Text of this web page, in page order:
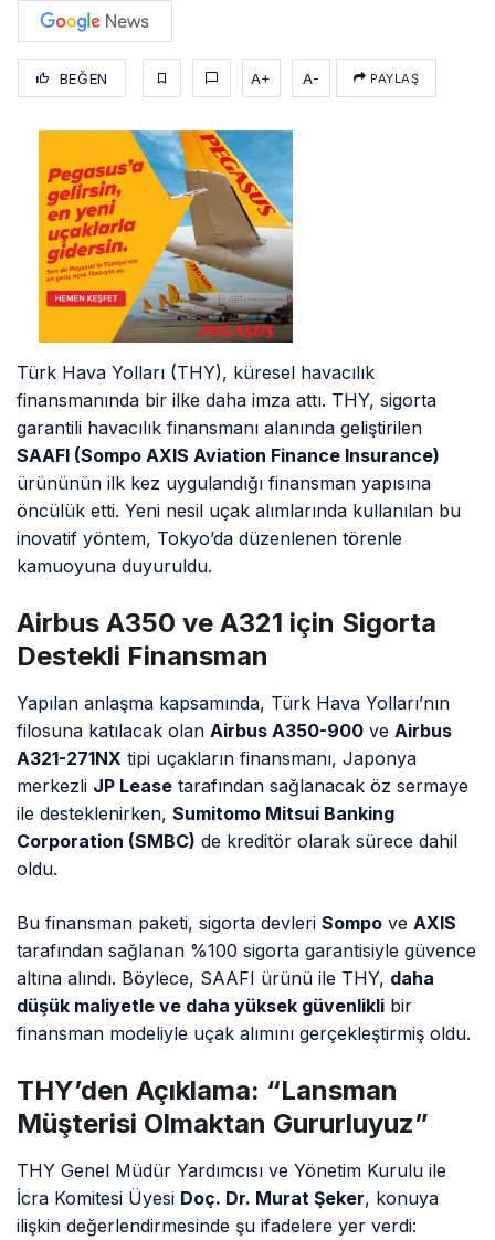
BEĞEN A+ A- PAYLAŞ
Türk Hava Yolları (THY), küresel havacılık
finansmanında bir ilke daha imza attı. THY, sigorta
garantili havacılık finansmanı alanında geliştirilen
SAAFI (Sompo AXIS Aviation Finance Insurance)
ürününün ilk kez uygulandığı finansman yapısına
öncülük etti. Yeni nesil uçak alımlarında kullanılan bu
inovatif yöntem, Tokyo’da düzenlenen törenle
kamuoyuna duyuruldu.
Airbus A350 ve A321 için Sigorta
Destekli Finansman
Yapılan anlaşma kapsamında, Türk Hava Yolları’nın
filosuna katılacak olanAirbus A350-900 veAirbus
A321-271NX tipi uçakların finansmanı, Japonya
merkezli JP Lease tarafından sağlanacak öz sermaye
ile desteklenirken,Sumitomo Mitsui Banking
Corporation (SMBC) de kreditör olarak sürece dahil
oldu.
Bu finansman paketi, sigorta devleriSompo veAXIS
tarafından sağlanan %100 sigorta garantisiyle güvence
altına alındı. Böylece, SAAFI ürünü ile THY, daha
düşük maliyetle ve daha yüksek güvenlikli bir
finansman modeliyle uçak alımını gerçekleştirmiş oldu.
THY’den Açıklama: “Lansman
Müşterisi Olmaktan Gururluyuz”
THY Genel Müdür Yardımcısı ve Yönetim Kurulu ile
İcra Komitesi Üyesi Doç. Dr. Murat Şeker, konuya
ilişkin değerlendirmesinde şu ifadelere yer verdi: